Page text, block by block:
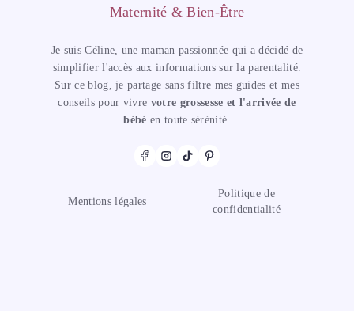
Maternité & Bien-Être
Je suis Céline, une maman passionnée qui a décidé de
simplifier l'accès aux informations sur la parentalité.
Sur ce blog, je partage sans filtre mes guides et mes
conseils pour vivre votre grossesse et l'arrivée de
bébé en toute sérénité.
Mentions légales
Politique de
confidentialité